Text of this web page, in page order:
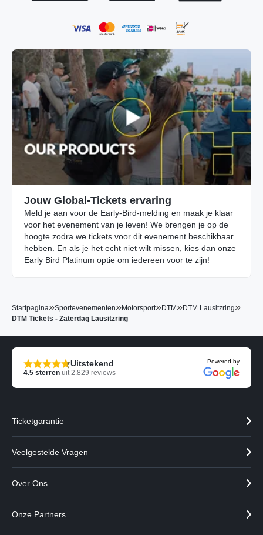
Jouw Global-Tickets ervaring
Meld je aan voor de Early-Bird-melding en maak je klaar
voor het evenement van je leven! We brengen je op de
hoogte zodra we tickets voor dit evenement beschikbaar
hebben. En als je het echt niet wilt missen, kies dan onze
Early Bird Platinum optie om iedereen voor te zijn!
Startpagina»Sportevenementen»Motorsport»DTM »DTM Lausitzring»
DTM Tickets - Zaterdag Lausitzring
Uitstekend
4.5 sterren uit2.829 reviews
Powered by
Ticketgarantie
Veelgestelde Vragen
Over Ons
Onze Partners